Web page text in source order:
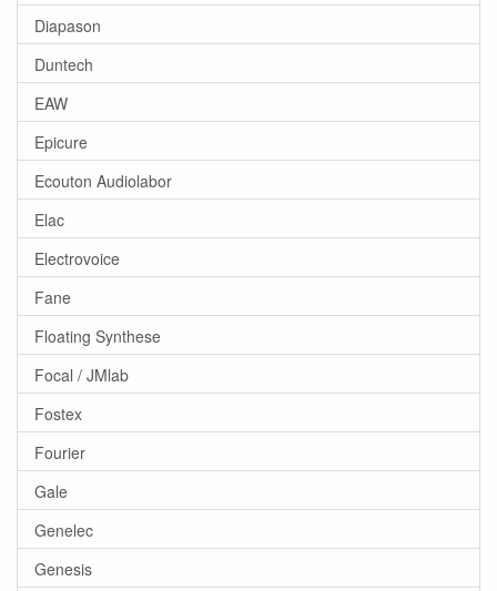
Diapason
Duntech
EAW
Epicure
Ecouton Audiolabor
Elac
Electrovoice
Fane
Floating Synthese
Focal / JMlab
Fostex
Fourier
Gale
Genelec
Genesis